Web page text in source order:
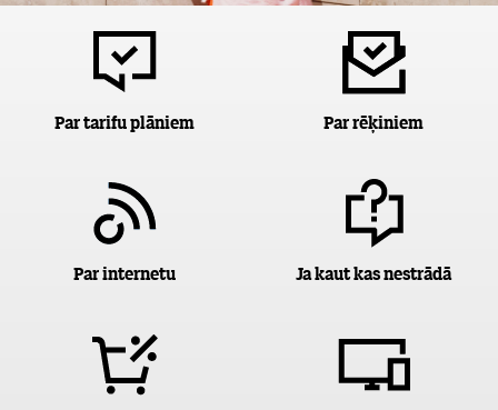
Par tarifu plāniem Par rēķiniem
Par internetu Ja kaut kas nestrādā